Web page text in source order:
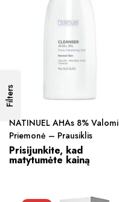
Filters
NATINUEL AHAs 8% Valomi
Priemonė – Prausiklis
Prisijunkite, kad
matytumėte kainą